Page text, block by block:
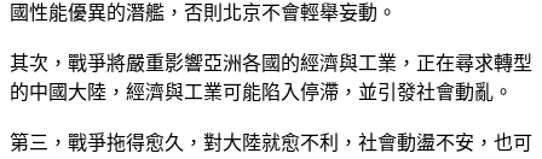
國性能優異的潛艦，否則北京不會輕舉妄動。
其次，戰爭將嚴重影響亞洲各國的經濟與工業，正在尋求轉型
的中國大陸，經濟與工業可能陷入停滯，並引發社會動亂。
第三，戰爭拖得愈久，對大陸就愈不利，社會動盪不安，也可